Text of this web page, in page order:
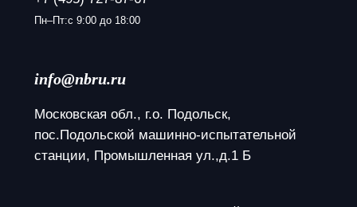
Пн–Пт:с 9:00 до 18:00
info@nbru.ru
Московская обл., г.о. Подольск,
пос.Подольской машинно-испытательной
станции, Промышленная ул.,д.1 Б